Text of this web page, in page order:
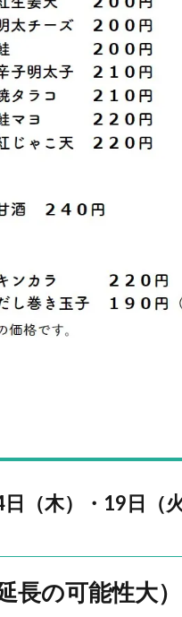
（木）・19日（
長の可能性大）